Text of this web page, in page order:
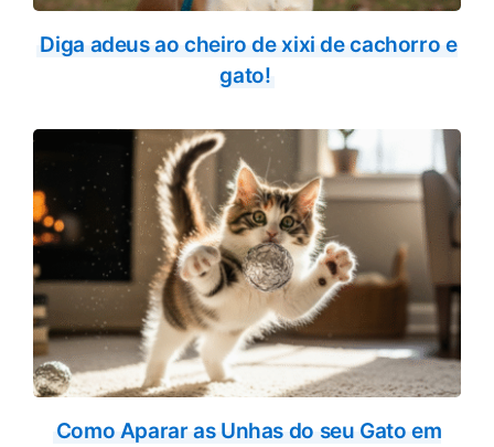
Diga adeus ao cheiro de xixi de cachorro e
gato!
Como Aparar as Unhas do seu Gato em